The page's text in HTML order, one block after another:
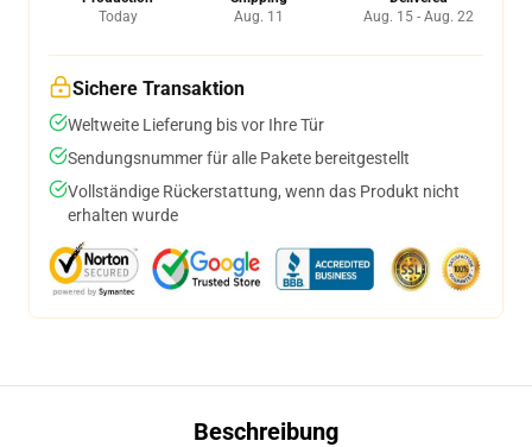
Today
Aug. 11
Aug. 15 - Aug. 22
Sichere Transaktion
Weltweite Lieferung bis vor Ihre Tür
Sendungsnummer für alle Pakete bereitgestellt
Vollständige Rückerstattung, wenn das Produkt nicht
erhalten wurde
Beschreibung